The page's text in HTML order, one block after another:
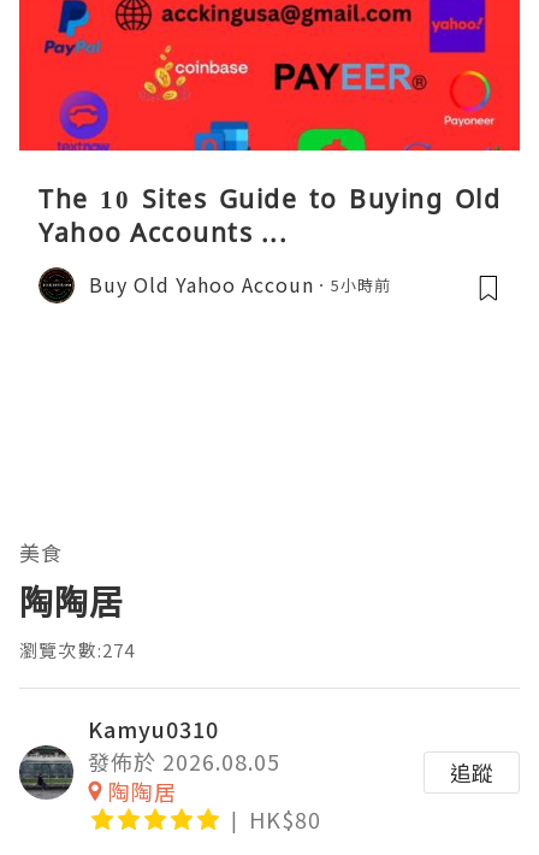
The 10 Sites Guide to Buying Old
Yahoo Accounts ...
Buy Old Yahoo Accoun 5小時前
美食
陶陶居
瀏覽次數:274
Kamyu0310
發佈於 2026.08.05
陶陶居
HK$80
追蹤